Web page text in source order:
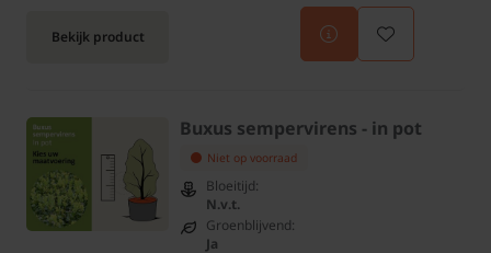
Bekijk product
Buxus sempervirens - in pot
Niet op voorraad
Bloeitijd:
N.v.t.
Groenblijvend:
Ja